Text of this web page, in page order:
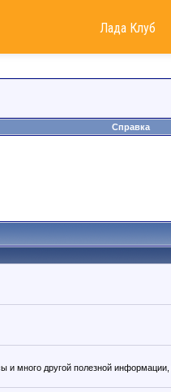
Лада Клуб
Справка
много другой полезной